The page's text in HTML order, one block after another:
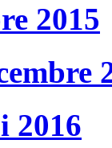
2015
2016